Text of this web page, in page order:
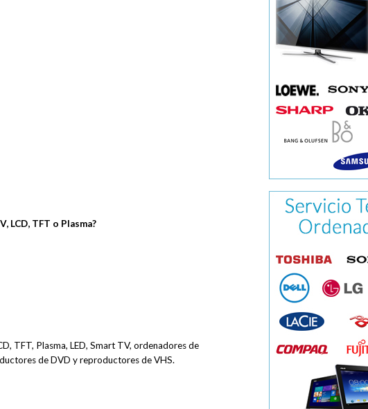
LCD, TFT o Plasma?
TFT, Plasma, LED, Smart TV, ordenadores de
de DVD y reproductores de VHS.